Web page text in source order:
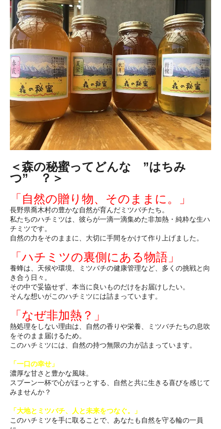
＜森の秘蜜ってどんな ”はちみ
つ” ？＞
「自然の贈り物、そのままに。」
長野県喬木村の豊かな自然が育んだミツバチたち。
私たちのハチミツは、彼らが一滴一滴集めた非加熱・純粋な生ハ
チミツです。
自然の力をそのままに、大切に手間をかけて作り上げました。
「ハチミツの裏側にある物語」
養蜂は、天候や環境、ミツバチの健康管理など、多くの挑戦と向
き合う日々。
その中で妥協せず、本当に良いものだけをお届けしたい。
そんな想いがこのハチミツには詰まっています。
「なぜ非加熱？」
熱処理をしない理由は、自然の香りや栄養、ミツバチたちの息吹
をそのまま届けるため。
このハチミツには、自然の持つ無限の力が詰まっています。
「一口の幸せ」
濃厚な甘さと豊かな風味。
スプーン一杯で心がほっとする、自然と共に生きる喜びを感じて
みませんか？
「大地とミツバチ、人と未来をつなぐ。」
このハチミツを手に取ることで、あなたも自然を守る輪の一員